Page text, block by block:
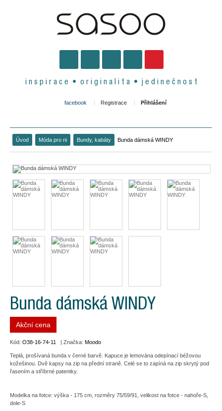
i n s p i r a c e • o r i g i n a l i t a • j e d i n e č n o s t
facebook Registrace Přihlášení
Úvod Móda pro ni Bundy, kabáty Bunda dámská WINDY
Bunda dámská WINDY
Akční cena
Kód: O38-16-74-11 | Značka: Moodo
Teplá, prošívaná bunda v černé barvě. Kapuce je lemována odepínací béžovou
kožešinou. Dvě kapsy na zip na přední straně. Celé se to zapíná na zip skrytý pod
řasením a stříbrné patentky.
Modelka na fotce: výška - 175 cm, rozměry 75/59/91, velikost na fotce - nahoře-S,
dole-S